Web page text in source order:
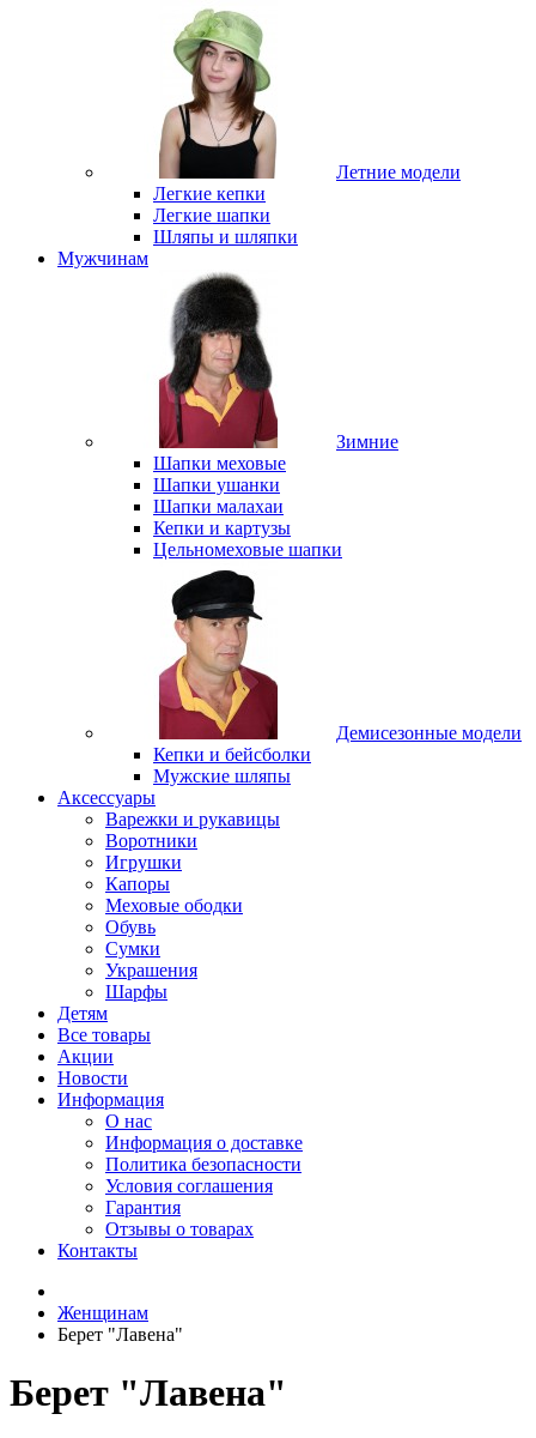
Летние модели
Легкие кепки
Легкие шапки
Шляпы и шляпки
Мужчинам
Зимние
Шапки меховые
Шапки ушанки
Шапки малахаи
Кепки и картузы
Цельномеховые шапки
Демисезонные модели
Кепки и бейсболки
Мужские шляпы
Аксессуары
Варежки и рукавицы
Воротники
Игрушки
Капоры
Меховые ободки
Обувь
Сумки
Украшения
Шарфы
Детям
Все товары
Акции
Новости
Информация
О нас
Информация о доставке
Политика безопасности
Условия соглашения
Гарантия
Отзывы о товарах
Контакты
Женщинам
Берет "Лавена"
Берет "Лавена"